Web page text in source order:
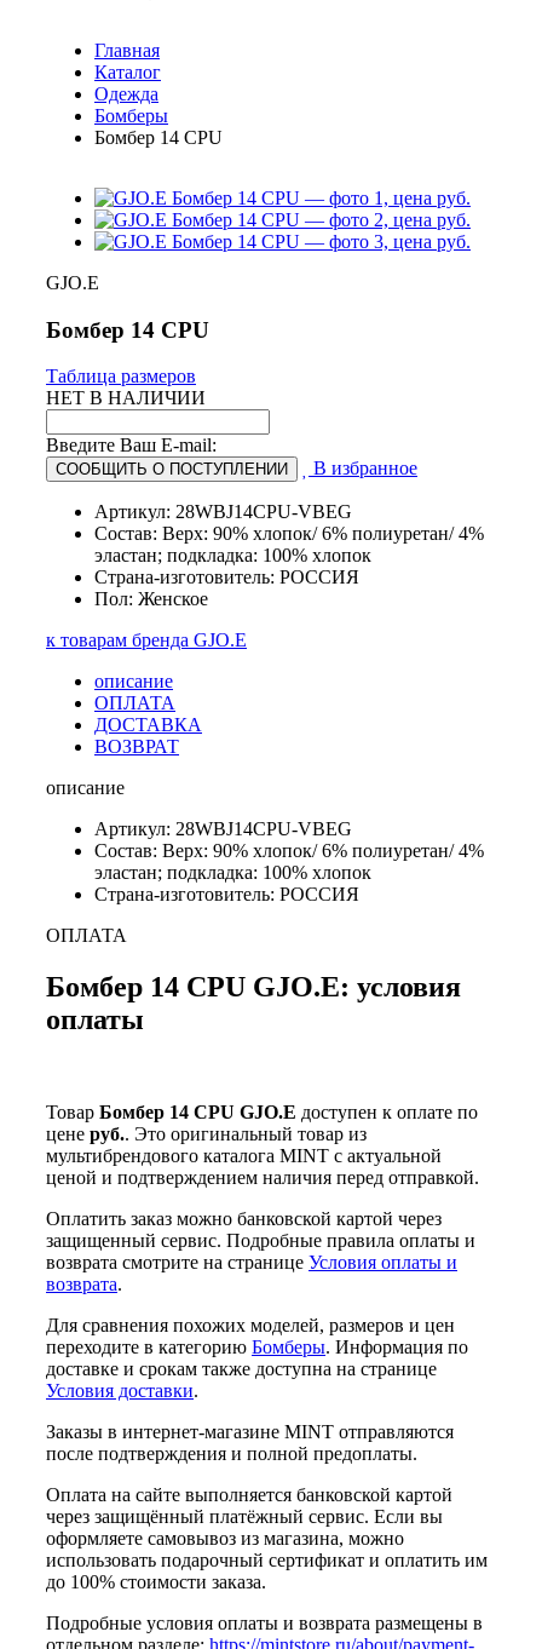
Главная
Каталог
Одежда
Бомберы
Бомбер 14 CPU
GJO.E
Бомбер 14 CPU
Таблица размеров
НЕТ В НАЛИЧИИ
Введите Ваш E-mail:
СООБЩИТЬ О ПОСТУПЛЕНИИ В избранное
Артикул: 28WBJ14CPU-VBEG
Состав: Верх: 90% хлопок/ 6% полиуретан/ 4%
эластан; подкладка: 100% хлопок
Страна-изготовитель: РОССИЯ
Пол: Женское
к товарам бренда GJO.E
описание
ОПЛАТА
ДОСТАВКА
ВОЗВРАТ
описание
Артикул: 28WBJ14CPU-VBEG
Состав: Верх: 90% хлопок/ 6% полиуретан/ 4%
эластан; подкладка: 100% хлопок
Страна-изготовитель: РОССИЯ
ОПЛАТА
Бомбер 14 CPU GJO.E: условия
оплаты
Товар Бомбер 14 CPU GJO.E доступен к оплате по
цене руб.. Это оригинальный товар из
мультибрендового каталога MINT с актуальной
ценой и подтверждением наличия перед отправкой.
Оплатить заказ можно банковской картой через
защищенный сервис. Подробные правила оплаты и
возврата смотрите на странице Условия оплаты и
возврата.
Для сравнения похожих моделей, размеров и цен
переходите в категорию Бомберы. Информация по
доставке и срокам также доступна на странице
Условия доставки.
Заказы в интернет-магазине MINT отправляются
после подтверждения и полной предоплаты.
Оплата на сайте выполняется банковской картой
через защищённый платёжный сервис. Если вы
оформляете самовывоз из магазина, можно
использовать подарочный сертификат и оплатить им
до 100% стоимости заказа.
Подробные условия оплаты и возврата размещены в